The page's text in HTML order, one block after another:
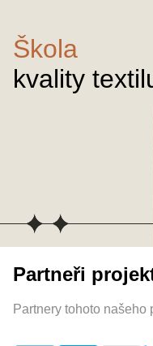
Škola
kvality
Partneři
Partnery tohoto našeho